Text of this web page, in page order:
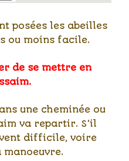
posées les abeilles
ou moins facile.
de se mettre en
une cheminée ou
va repartir. S’il
difficile, voire